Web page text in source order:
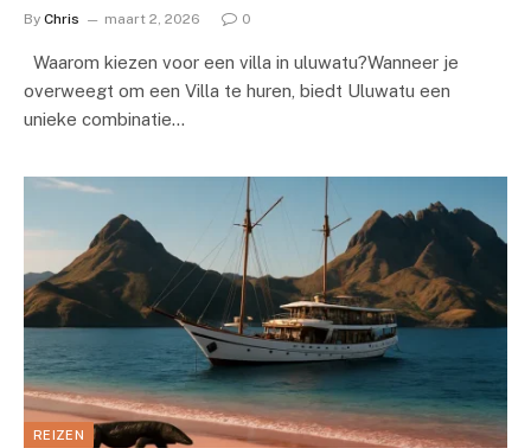
By Chris maart 2, 2026 0
Waarom kiezen voor een villa in uluwatu?Wanneer je
overweegt om een Villa te huren, biedt Uluwatu een
unieke combinatie…
REIZEN